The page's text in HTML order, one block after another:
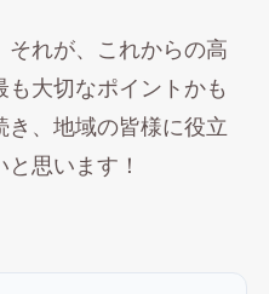
それが、これからの高
大切なポイントかも
き、地域の皆様に役立
思います！